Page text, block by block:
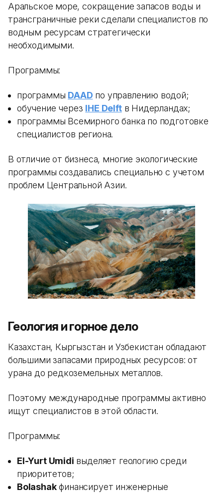
Аральское море, сокращение запасов воды и
трансграничные реки сделали специалистов по
водным ресурсам стратегически
необходимыми.
Программы:
программы DAAD по управлению водой;
обучение через IHE Delftв Нидерландах;
программы Всемирного банка по подготовке
специалистов региона.
В отличие от бизнеса, многие экологические
программы создавались специально с учетом
проблем Центральной Азии.
Геология и горное дело
Казахстан, Кыргызстан и Узбекистан обладают
большими запасами природных ресурсов: от
урана до редкоземельных металлов.
Поэтому международные программы активно
ищут специалистов в этой области.
Программы:
El-Yurt Umidi выделяет геологию среди
приоритетов;
Bolashakфинансирует инженерные